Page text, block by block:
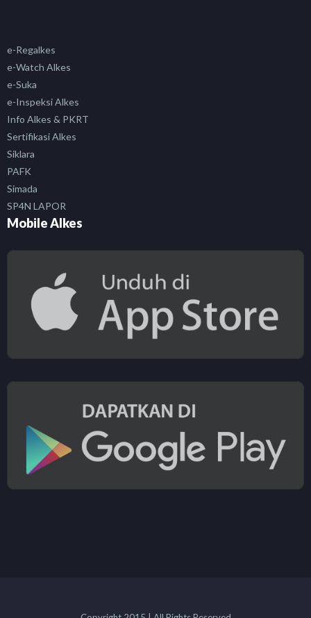
e-Regalkes
e-Watch Alkes
e-Suka
e-Inspeksi Alkes
Info Alkes & PKRT
Sertifikasi Alkes
Siklara
PAFK
Simada
SP4N LAPOR
Mobile Alkes